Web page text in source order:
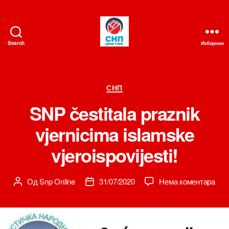
Search Изборник
Категорије
СНП
SNP čestitala praznik
vjernicima islamske
vjeroispovijesti!
Аутор
ОдSnp Online
Датум31/07/2020 Нема коментарана